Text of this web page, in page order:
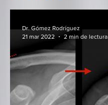
Dr. Gómez Rodríguez
21 mar 2022
2 min de lectura